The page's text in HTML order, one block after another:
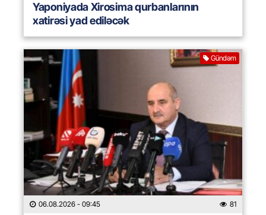
Yaponiyada Xirosima qurbanlarının
xatirəsi yad ediləcək
Gündəm
06.08.2026 - 09:45 81